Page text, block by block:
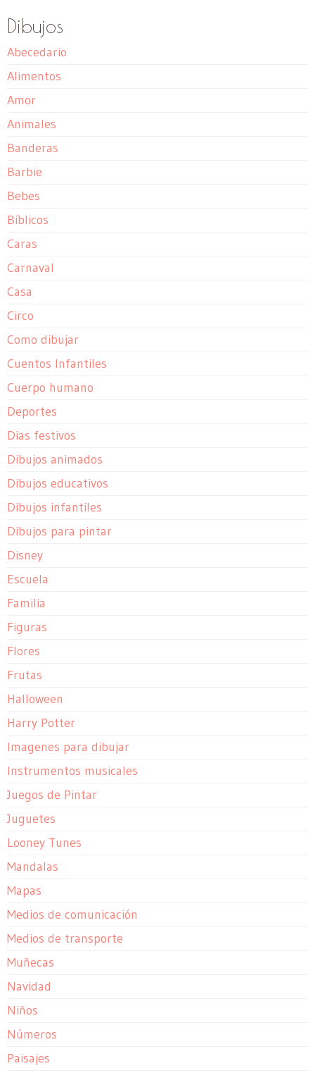
Dibujos
Abecedario
Alimentos
Amor
Animales
Banderas
Barbie
Bebes
Bíblicos
Caras
Carnaval
Casa
Circo
Como dibujar
Cuentos Infantiles
Cuerpo humano
Deportes
Dias festivos
Dibujos animados
Dibujos educativos
Dibujos infantiles
Dibujos para pintar
Disney
Escuela
Familia
Figuras
Flores
Frutas
Halloween
Harry Potter
Imagenes para dibujar
Instrumentos musicales
Juegos de Pintar
Juguetes
Looney Tunes
Mandalas
Mapas
Medios de comunicación
Medios de transporte
Muñecas
Navidad
Niños
Números
Paisajes